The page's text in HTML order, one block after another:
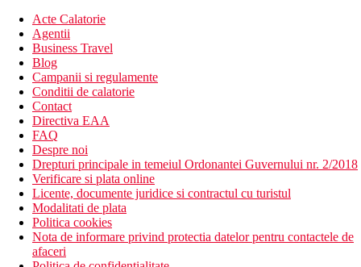
Acte Calatorie
Agentii
Business Travel
Blog
Campanii si regulamente
Conditii de calatorie
Contact
Directiva EAA
FAQ
Despre noi
Drepturi principale in temeiul Ordonantei Guvernului nr. 2/2018
Verificare si plata online
Licente, documente juridice si contractul cu turistul
Modalitati de plata
Politica cookies
Nota de informare privind protectia datelor pentru contactele de
afaceri